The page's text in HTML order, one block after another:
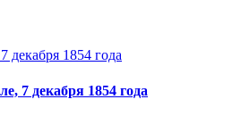
7 декабря 1854 года